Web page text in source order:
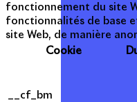
fonctionnement du site
fonctionnalités de base
site Web, de manière
Cookie
__cf_bm